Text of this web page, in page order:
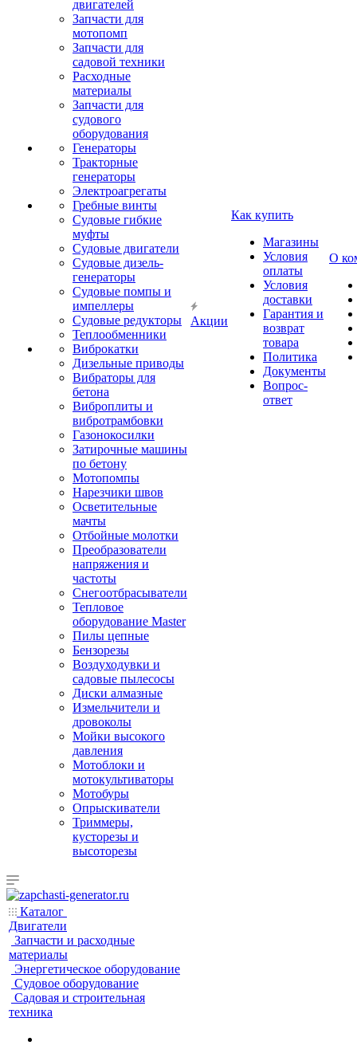
двигателей
Запчасти для
мотопомп
Запчасти для
садовой техники
Расходные
материалы
Запчасти для
судового
оборудования
Генераторы
Тракторные
генераторы
Электроагрегаты
Гребные винты
Судовые гибкие
муфты
Судовые двигатели
Судовые дизель-
генераторы
Судовые помпы и
импеллеры
Судовые редукторы
Теплообменники
Виброкатки
Дизельные приводы
Вибраторы для
бетона
Виброплиты и
вибротрамбовки
Газонокосилки
Затирочные машины
по бетону
Мотопомпы
Нарезчики швов
Осветительные
мачты
Отбойные молотки
Преобразователи
напряжения и
частоты
Снегоотбрасыватели
Тепловое
оборудование Master
Пилы цепные
Бензорезы
Воздуходувки и
садовые пылесосы
Диски алмазные
Измельчители и
дровоколы
Мойки высокого
давления
Мотоблоки и
мотокультиваторы
Мотобуры
Опрыскиватели
Триммеры,
кусторезы и
высоторезы
Акции
Как купить
Магазины
Условия
оплаты
Условия
доставки
Гарантия и
возврат
товара
Политика
Документы
Вопрос-
ответ
О
Каталог
Двигатели
Запчасти и расходные
материалы
Энергетическое оборудование
Судовое оборудование
Садовая и строительная
техника